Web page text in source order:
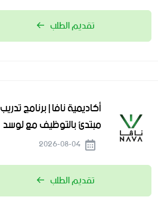
تقديم الطلب
أكاديمية نافا | برنامج تدريب
مبتدئ بالتوظيف مع لوسد
تقديم الطلب